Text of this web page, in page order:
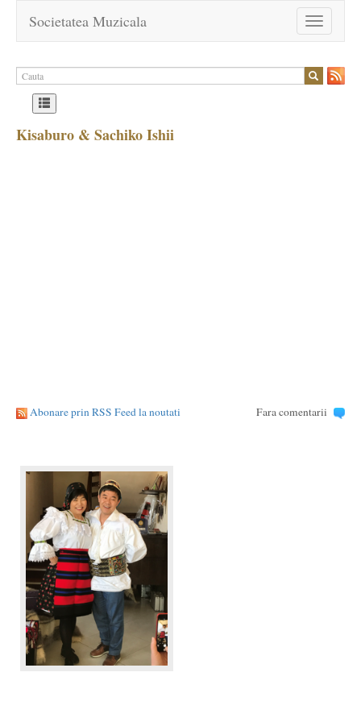
Toggle
navigation
Societatea Muzicala
Kisaburo & Sachiko Ishii
Abonare prin RSS Feed la noutati Fara comentarii